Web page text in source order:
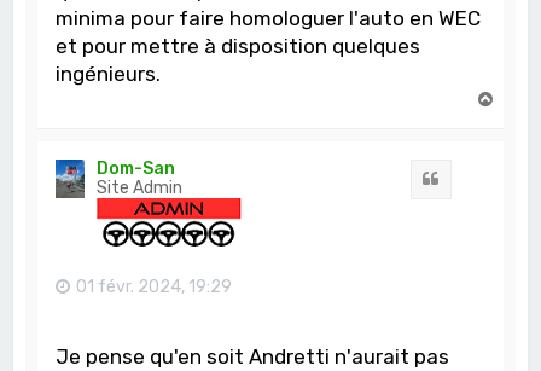
minima pour faire homologuer l'auto en WEC
et pour mettre à disposition quelques
ingénieurs.
Dom-San
Site Admin
01 févr. 2024, 19:29
Je pense qu'en soit Andretti n'aurait pas